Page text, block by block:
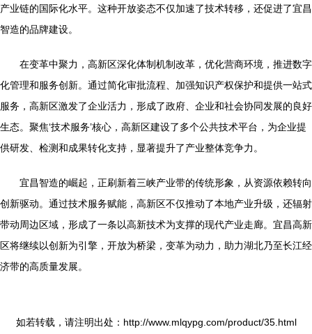
产业链的国际化水平。这种开放姿态不仅加速了技术转移，还促进了宜昌
智造的品牌建设。
在变革中聚力，高新区深化体制机制改革，优化营商环境，推进数字
化管理和服务创新。通过简化审批流程、加强知识产权保护和提供一站式
服务，高新区激发了企业活力，形成了政府、企业和社会协同发展的良好
生态。聚焦‘技术服务’核心，高新区建设了多个公共技术平台，为企业提
供研发、检测和成果转化支持，显著提升了产业整体竞争力。
宜昌智造的崛起，正刷新着三峡产业带的传统形象，从资源依赖转向
创新驱动。通过技术服务赋能，高新区不仅推动了本地产业升级，还辐射
带动周边区域，形成了一条以高新技术为支撑的现代产业走廊。宜昌高新
区将继续以创新为引擎，开放为桥梁，变革为动力，助力湖北乃至长江经
济带的高质量发展。
如若转载，请注明出处：http://www.mlqypg.com/product/35.html